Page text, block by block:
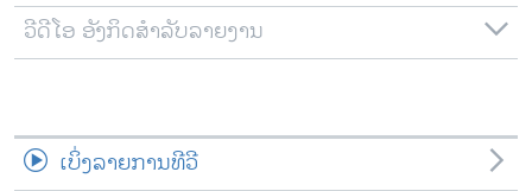
ວີດີໂອ ອັງກິດສຳລັບລາຍງານ
ເບິ່ງລາຍການທີວີ